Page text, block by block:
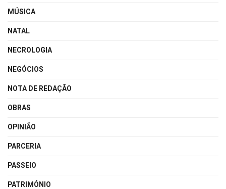
MÚSICA
NATAL
NECROLOGIA
NEGÓCIOS
NOTA DE REDAÇÃO
OBRAS
OPINIÃO
PARCERIA
PASSEIO
PATRIMÓNIO